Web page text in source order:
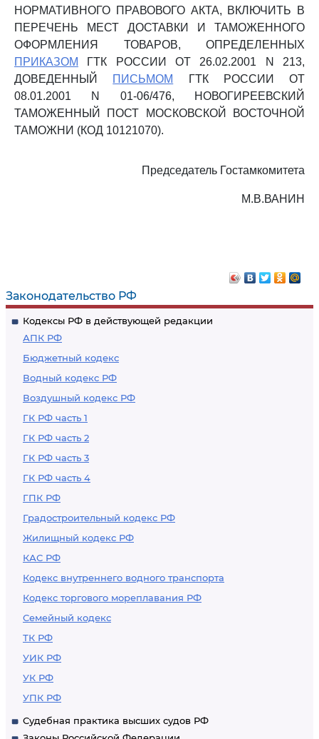
Законодательство РФ
Кодексы РФ в действующей редакции
АПК РФ
Бюджетный кодекс
Водный кодекс РФ
Воздушный кодекс РФ
ГК РФ часть 1
ГК РФ часть 2
ГК РФ часть 3
ГК РФ часть 4
ГПК РФ
Градостроительный кодекс РФ
Жилищный кодекс РФ
КАС РФ
Кодекс внутреннего водного транспорта
Кодекс торгового мореплавания РФ
Семейный кодекс
ТК РФ
УИК РФ
УК РФ
УПК РФ
Судебная практика высших судов РФ
НОРМАТИВНОГО ПРАВОВОГО АКТА, ВКЛЮЧИТЬ В
ПЕРЕЧЕНЬ МЕСТ ДОСТАВКИ И ТАМОЖЕННОГО
ОФОРМЛЕНИЯ ТОВАРОВ, ОПРЕДЕЛЕННЫХ
ПРИКАЗОМ
ГТК РОССИИ ОТ 26.02.2001 N 213,
ДОВЕДЕННЫЙ
ПИСЬМОМ
ГТК РОССИИ ОТ
08.01.2001 N 01-06/476, НОВОГИРЕЕВСКИЙ
ТАМОЖЕННЫЙ ПОСТ МОСКОВСКОЙ ВОСТОЧНОЙ
ТАМОЖНИ (КОД 10121070).
Председатель Гостамкомитета
М.В.ВАНИН